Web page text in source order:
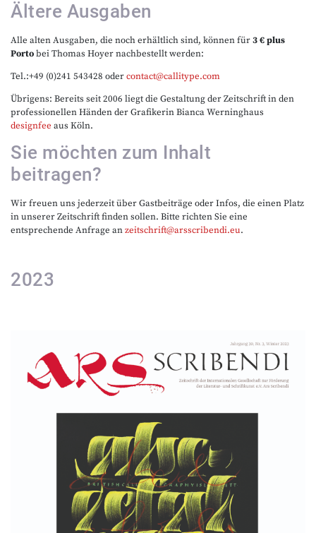
Ältere Ausgaben
Alle alten Ausgaben, die noch erhältlich sind, können für3 € plus
Portobei Thomas Hoyer nachbestellt werden:
Tel.:+49 (0)241 543428 odercontact@callitype.com
Übrigens: Bereits seit 2006 liegt die Gestaltung der Zeitschrift in den
professionellen Händen der Grafikerin Bianca Werninghaus
designfee aus Köln.
Sie möchten zum Inhalt
beitragen?
Wir freuen uns jederzeit über Gastbeiträge oder Infos, die einen Platz
in unserer Zeitschrift finden sollen. Bitte richten Sie eine
entsprechende Anfrage anzeitschrift@arsscribendi.eu.
2023